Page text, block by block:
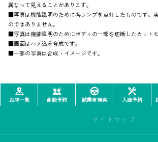
異なって見えることがあります。
■写真は機能説明のために各ランプを点灯したものです。
のではありません。
■写真は機能説明のためにボディの一部を切断したカットモ
■画面はハメ込み合成です。
■一部の写真は合成・イメージです。
お店一覧 商談予約 試乗車検索 入庫予約
サイトマップ